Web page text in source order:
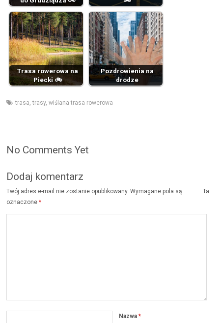
Trasa rowerowa na
Piecki 🚲
Pozdrowienia na
drodze
trasa ,trasy,wiślana trasa rowerowa
No Comments Yet
Dodaj komentarz
Twój adres e-mail nie zostanie opublikowany. Wymagane pola są
oznaczone*
Nazwa*
Ta